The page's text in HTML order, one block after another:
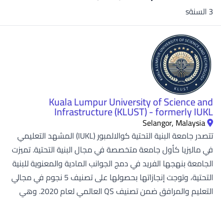
3 السنةs
Kuala Lumpur University of Science and
Infrastructure (KLUST) - formerly IUKL
Selangor, Malaysia
تتصدر جامعة البنية التحتية كوالالمبور (IUKL) المشهد التعليمي
في ماليزيا كأول جامعة متخصصة في مجال البنية التحتية. تميزت
الجامعة بنهجها الفريد في دمج الجوانب المادية والمعنوية للبنية
التحتية، وتوجت إنجازاتها بحصولها على تصنيف 5 نجوم في مجالي
التعليم والمرافق ضمن تصنيف QS العالمي لعام 2020. وهي